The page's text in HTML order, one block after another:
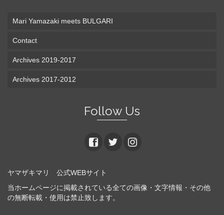
Mari Yamazaki meets BULGARI
Contact
Archives 2019-2017
Archives 2017-2012
Follow Us
ヤマザキマリ 公式WEBサイト
当ホームページに掲載されている全ての画像・文字情報・その他
の無断転載・使用は禁止致します。